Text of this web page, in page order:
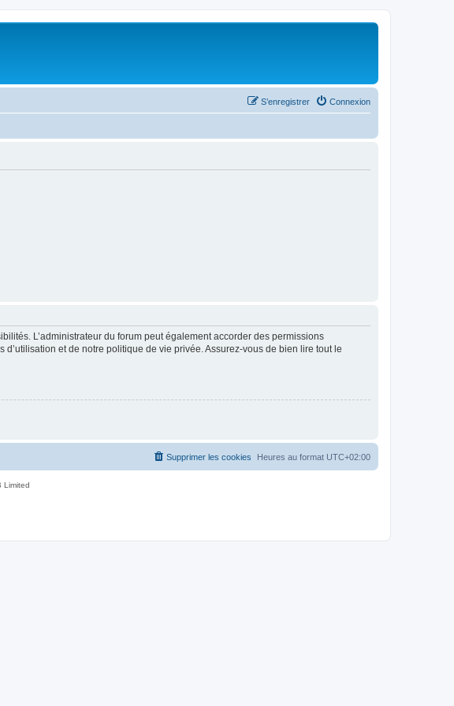
Connexion
S’enregistrer
L’administrateur du forum peut également accorder des permissions
et de notre politique de vie privée. Assurez-vous de bien lire tout le
Heures au format UTC+02:00
Supprimer les cookies
Limited